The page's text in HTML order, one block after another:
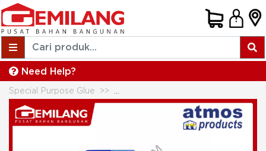
Need Help?
Special Purpose Glue
Previous Next